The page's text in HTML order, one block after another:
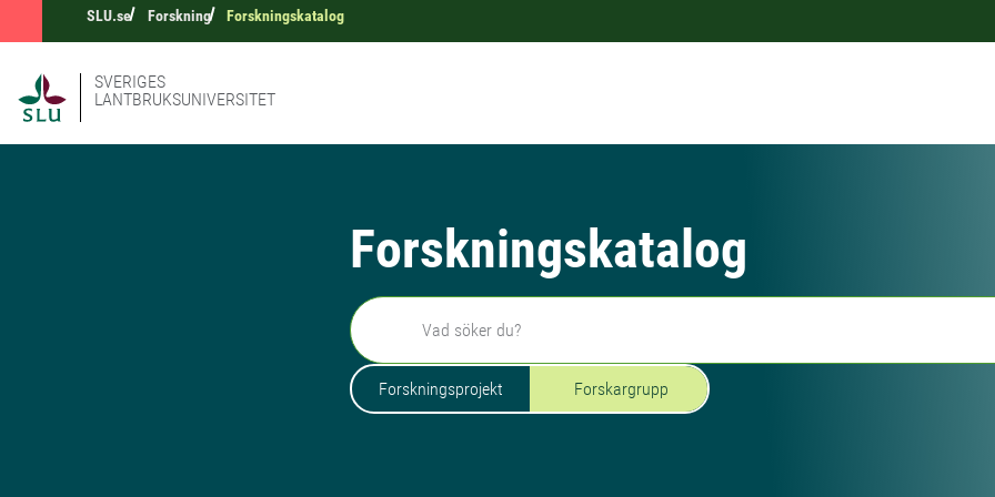
SLU.se Forskning Forskningskatalog
SVERIGES
LANTBRUKSUNIVERSITET
Forskningskatalog
Sök
Forskningsprojekt Forskargrupp